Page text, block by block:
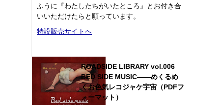
ふうに『わたしたちがいたところ』とお付き合
いいただけたらと願っています。
特設販売サイトへ
ROADSIDE LIBRARY vol.006
BED SIDE MUSIC――めくるめ
くお色気レコジャケ宇宙（PDFフ
ォーマット）